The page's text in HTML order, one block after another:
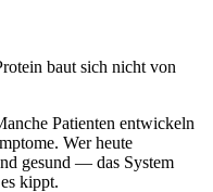
baut sich nicht von
Patienten entwickeln
Wer heute
gesund — das System
kippt.